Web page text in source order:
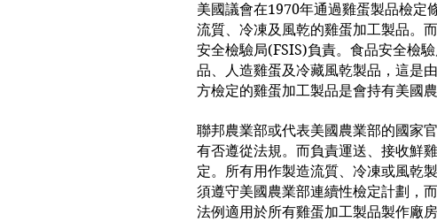
美國議會在1970年通過雞蛋製品檢定
流質、冷凍及風乾的雞蛋加工製品。
安全檢驗局(FSIS)負責。食品安全檢
品、人造雞蛋及冷藏風乾製品，這是
方檢定的雞蛋加工製品是會持有美國
聯邦農業部或代表美國農業部的國家
有否遵從法規。而負責運送、接收鮮
定。所有用作製造流質、冷凍或風乾
須遵守美國農業部連續性檢定計劃，
法例適用於所有雞蛋加工製品製作廠